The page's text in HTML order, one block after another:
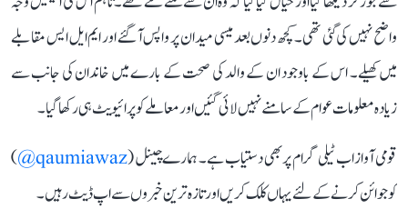
واضح نہیں کی گئی تھی۔ کچھ دنوں بعد میسی میدان پر واپس آ گئے اور ایم ایل ایس مقابلے
میں کھیلے۔ اس کے باوجود ان کے والد کی صحت کے بارے میں خاندان کی جانب سے
زیادہ معلومات عوام کے سامنے نہیں لائی گئیں اور معاملے کو پرائیویٹ ہی رکھا گیا۔
قومی آواز اب ٹیلی گرام پر بھی دستیاب ہے۔ ہمارے چینل (qaumiawaz@
)
کو جوائن کرنے کے لئے یہاں کلک کریں اور تازہ ترین خبروں سے اپ ڈیٹ رہیں۔